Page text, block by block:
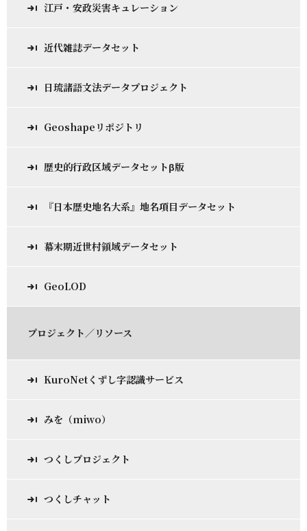
江戸・安政災害キュレーション
近代雑誌データセット
日琉諸語文法データプロジェクト
Geoshapeリポジトリ
歴史的行政区域データセットβ版
『日本歴史地名大系』地名項目データセット
幕末期近世村領域データセット
GeoLOD
プロジェクト／リソース
KuroNetくずし字認識サービス
みを（miwo）
つくしプロジェクト
つくしチャット